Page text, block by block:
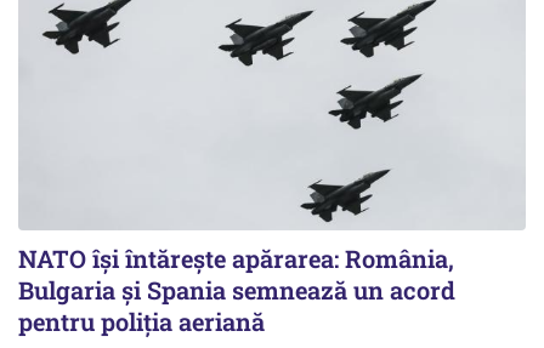
NATO își întărește apărarea: România,
Bulgaria și Spania semnează un acord
pentru poliția aeriană